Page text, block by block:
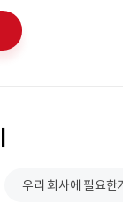
우리 회사에 필요한